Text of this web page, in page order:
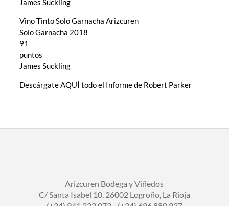
James Suckling
Vino Tinto Solo Garnacha Arizcuren
Solo Garnacha 2018
91
puntos
James Suckling
DescárgateAQUÍ todo el Informe de Robert Parker
Arizcuren Bodega y Viñedos
C/ Santa Isabel 10, 26002 Logroño, La Rioja